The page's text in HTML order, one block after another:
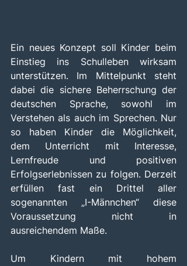
Ein neues Konzept soll Kinder beim
Einstieg ins Schulleben wirksam
unterstützen. Im Mittelpunkt steht
dabei die sichere Beherrschung der
deutschen Sprache, sowohl im
Verstehen als auch im Sprechen. Nur
so haben Kinder die Möglichkeit,
dem Unterricht mit Interesse,
Lernfreude und positiven
Erfolgserlebnissen zu folgen. Derzeit
erfüllen fast ein Drittel aller
sogenannten „I-Männchen“ diese
Voraussetzung nicht in
ausreichendem Maße.
Um Kindern mit hohem